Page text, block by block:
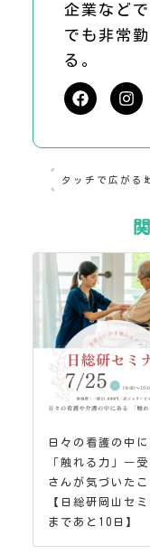
企業など
でも非常
る。
日々の看護の中に
「触れる力」―受
さんが気づいたこ
【日総研岡山セミ
まであと10日】